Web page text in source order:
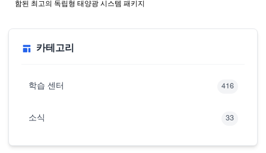
함된 최고의 독립형 태양광 시스템 패키지
카테고리
학습 센터 416
소식 33